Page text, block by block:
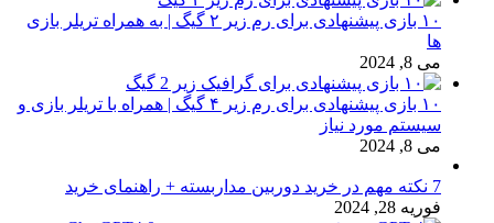
۱۰ بازی پیشنهادی برای رم زیر ۲ گیگ | به همراه تریلر بازی
ها
می 8, 2024
۱۰ بازی پیشنهادی برای رم زیر ۴ گیگ | همراه با تریلر بازی و
سیستم مورد نیاز
می 8, 2024
7 نکته مهم در خرید دوربین مداربسته + راهنمای خرید
فوریه 28, 2024